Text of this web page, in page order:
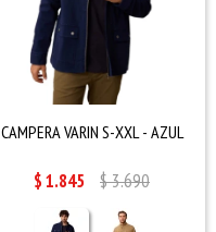
CAMPERA VARIN S-XXL - AZUL
$1.845 $3.690